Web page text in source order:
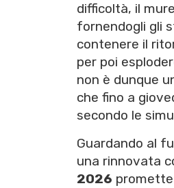
difficoltà, il
fornendogli gli
contenere il
per poi
non è dunque
che fino a
secondo le
Guardando al
una rinnovata
2026